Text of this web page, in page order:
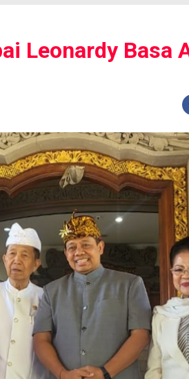
Leonardy Basa